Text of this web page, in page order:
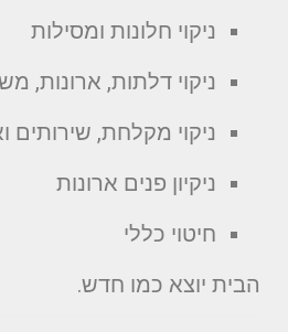
ניקוי חלונות ומסילות
ניקוי דלתות, ארונות,
ניקוי מקלחת, שירותים
ניקיון פנים ארונות
חיטוי כללי
הבית יוצא כמו חדש.